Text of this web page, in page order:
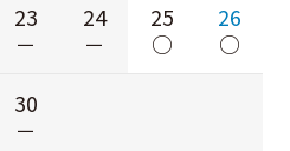
23
－
24
－
25
○
26
○
30
－